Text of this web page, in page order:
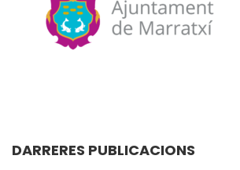
DARRERES PUBLICACIONS